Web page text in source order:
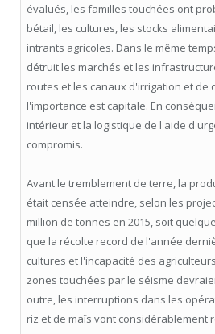
évalués, les familles touchées ont
bétail, les cultures, les stocks
intrants agricoles. Dans le même
détruit les marchés et les
routes et les canaux d'irrigation et de
l'importance est capitale. En
intérieur et la logistique de l'aide
compromis.
Avant le tremblement de terre, la
était censée atteindre, selon les
million de tonnes en 2015, soit
que la récolte record de l'année
cultures et l'incapacité des
zones touchées par le séisme
outre, les interruptions dans les
riz et de maïs vont considérablement